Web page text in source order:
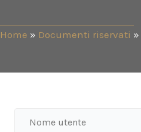
Home » Documenti riservati »